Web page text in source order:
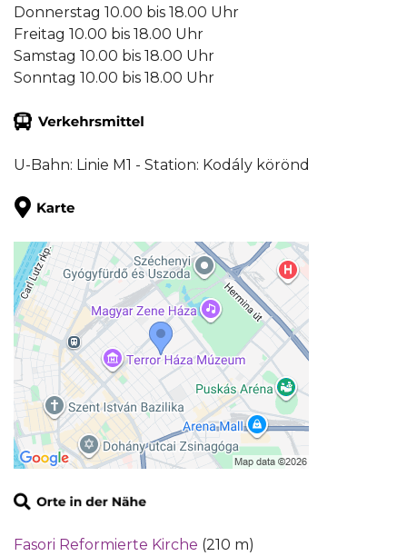
Donnerstag 10.00 bis 18.00 Uhr
Freitag 10.00 bis 18.00 Uhr
Samstag 10.00 bis 18.00 Uhr
Sonntag 10.00 bis 18.00 Uhr
U-Bahn: Linie M1 - Station: Kodály körönd
Fasori Reformierte Kirche (210 m)